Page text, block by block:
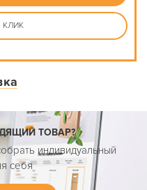
КЛИК
ТОВАР?
индивидуальный
себя